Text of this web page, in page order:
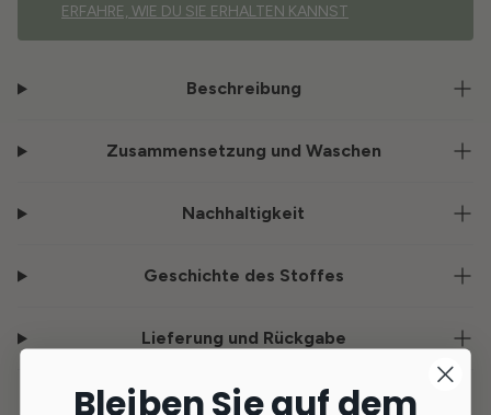
ERFAHRE, WIE DU SIE ERHALTEN KANNST
Beschreibung
Zusammensetzung und Waschen
Nachhaltigkeit
Geschichte des Stoffes
Lieferung und Rückgabe
Bleiben Sie auf dem